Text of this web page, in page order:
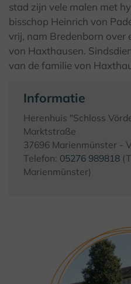
stad zijn vele malen met
bisschop Heinrich von
vrij, nam Bredenborn over
von Haxthausen.
van de familie von
Informatie
Herenhuis "Schloss
Marktstraße
37696 Marienmünster -
Telefon: 05276 989818
Marienmünster)